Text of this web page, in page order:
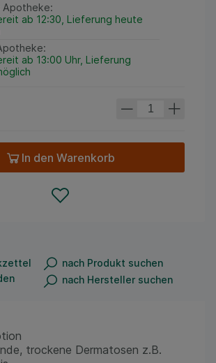
Apotheke:
ab 12:30, Lieferung heute
:
ab 13:00 Uhr, Lieferung
In den Warenkorb
nach Produkt suchen
nach Hersteller suchen
trockene Dermatosen z.B.